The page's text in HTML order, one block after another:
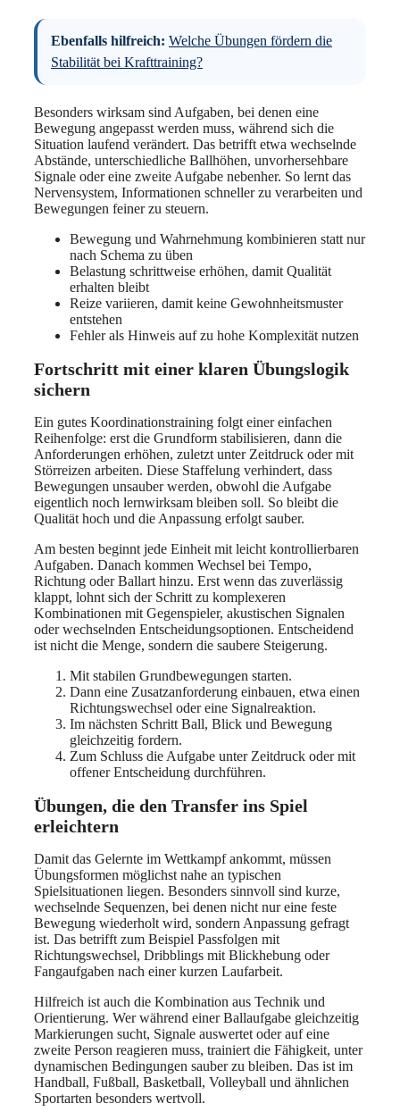
Ebenfalls hilfreich: Welche Übungen fördern die
Stabilität bei Krafttraining?
Besonders wirksam sind Aufgaben, bei denen eine
Bewegung angepasst werden muss, während sich die
Situation laufend verändert. Das betrifft etwa wechselnde
Abstände, unterschiedliche Ballhöhen, unvorhersehbare
Signale oder eine zweite Aufgabe nebenher. So lernt das
Nervensystem, Informationen schneller zu verarbeiten und
Bewegungen feiner zu steuern.
Bewegung und Wahrnehmung kombinieren statt nur
nach Schema zu üben
Belastung schrittweise erhöhen, damit Qualität
erhalten bleibt
Reize variieren, damit keine Gewohnheitsmuster
entstehen
Fehler als Hinweis auf zu hohe Komplexität nutzen
Fortschritt mit einer klaren Übungslogik
sichern
Ein gutes Koordinationstraining folgt einer einfachen
Reihenfolge: erst die Grundform stabilisieren, dann die
Anforderungen erhöhen, zuletzt unter Zeitdruck oder mit
Störreizen arbeiten. Diese Staffelung verhindert, dass
Bewegungen unsauber werden, obwohl die Aufgabe
eigentlich noch lernwirksam bleiben soll. So bleibt die
Qualität hoch und die Anpassung erfolgt sauber.
Am besten beginnt jede Einheit mit leicht kontrollierbaren
Aufgaben. Danach kommen Wechsel bei Tempo,
Richtung oder Ballart hinzu. Erst wenn das zuverlässig
klappt, lohnt sich der Schritt zu komplexeren
Kombinationen mit Gegenspieler, akustischen Signalen
oder wechselnden Entscheidungsoptionen. Entscheidend
ist nicht die Menge, sondern die saubere Steigerung.
Mit stabilen Grundbewegungen starten.
Dann eine Zusatzanforderung einbauen, etwa einen
Richtungswechsel oder eine Signalreaktion.
Im nächsten Schritt Ball, Blick und Bewegung
gleichzeitig fordern.
Zum Schluss die Aufgabe unter Zeitdruck oder mit
offener Entscheidung durchführen.
Übungen, die den Transfer ins Spiel
erleichtern
Damit das Gelernte im Wettkampf ankommt, müssen
Übungsformen möglichst nahe an typischen
Spielsituationen liegen. Besonders sinnvoll sind kurze,
wechselnde Sequenzen, bei denen nicht nur eine feste
Bewegung wiederholt wird, sondern Anpassung gefragt
ist. Das betrifft zum Beispiel Passfolgen mit
Richtungswechsel, Dribblings mit Blickhebung oder
Fangaufgaben nach einer kurzen Laufarbeit.
Hilfreich ist auch die Kombination aus Technik und
Orientierung. Wer während einer Ballaufgabe gleichzeitig
Markierungen sucht, Signale auswertet oder auf eine
zweite Person reagieren muss, trainiert die Fähigkeit, unter
dynamischen Bedingungen sauber zu bleiben. Das ist im
Handball, Fußball, Basketball, Volleyball und ähnlichen
Sportarten besonders wertvoll.